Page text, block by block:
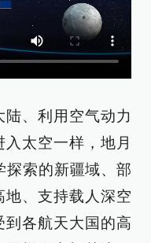
、利用空气动力
太空一样，地月
探索的新疆域、部
地、支持载人深空
到各航天大国的高